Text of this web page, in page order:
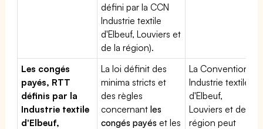
défini par la CCN
Industrie textile
d'Elbeuf, Louviers et
de la région).
Les congés
payés, RTT
définis par la
Industrie textile
d'Elbeuf,
La loi définit des
minima stricts et
des règles
concernantles
congés payés et les
La Convention
Industrie textile
d'Elbeuf,
Louviers et de la
région peut